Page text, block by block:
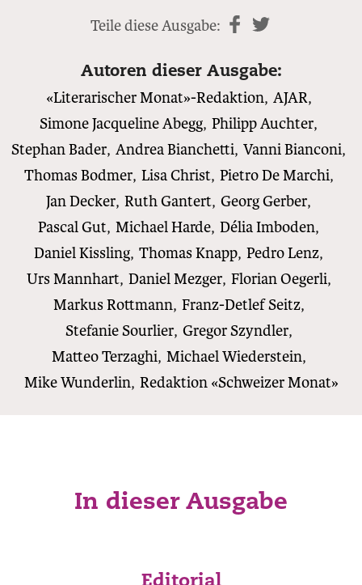
Teile diese Ausgabe:
teilen
Autoren dieser Ausgabe:
«Literarischer Monat»-Redaktion, AJAR,
Simone Jacqueline Abegg, Philipp Auchter,
Stephan Bader, Andrea Bianchetti, Vanni Bianconi,
Thomas Bodmer, Lisa Christ, Pietro De Marchi,
Jan Decker, Ruth Gantert, Georg Gerber,
Pascal Gut, Michael Harde, Délia Imboden,
Daniel Kissling, Thomas Knapp, Pedro Lenz,
Urs Mannhart, Daniel Mezger, Florian Oegerli,
Markus Rottmann, Franz-Detlef Seitz,
Stefanie Sourlier, Gregor Szyndler,
Matteo Terzaghi, Michael Wiederstein,
Mike Wunderlin, Redaktion «Schweizer Monat»
In dieser Ausgabe